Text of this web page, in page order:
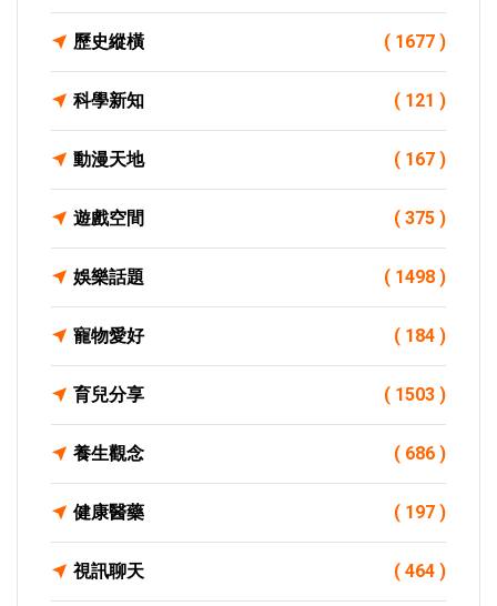
歷史縱橫 ( 1677 )
科學新知 ( 121 )
動漫天地 ( 167 )
遊戲空間 ( 375 )
娛樂話題 ( 1498 )
寵物愛好 ( 184 )
育兒分享 ( 1503 )
養生觀念 ( 686 )
健康醫藥 ( 197 )
視訊聊天 ( 464 )